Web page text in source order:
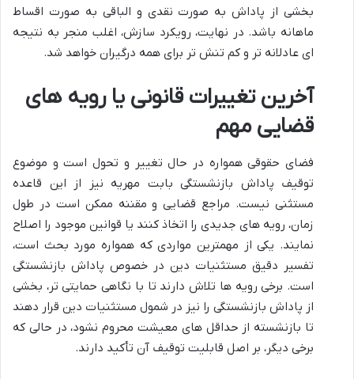
بخشی از پاداش به صورت نقدی و الباقی به صورت اقساط
ماهانه باشد. در نهایت، رویکرد سازش، اغلب منجر به نتیجه
ای عادلانه تر و کم تنش تر برای همه درگیران خواهد شد.
آخرین تغییرات قانونی یا رویه های
قضایی مهم
فضای حقوقی همواره در حال تغییر و تحول است و موضوع
توقیف پاداش بازنشستگی بابت مهریه نیز از این قاعده
مستثنی نیست. مراجع قضایی و مقننه ممکن است در طول
زمان، رویه های جدیدی را اتخاذ کنند یا قوانین موجود را اصلاح
نمایند. یکی از مهمترین مواردی که همواره مورد بحث است،
تفسیر دقیق مستثنیات دین در خصوص پاداش بازنشستگی
است. برخی رویه ها تلاش دارند تا با نگاهی حمایتی تر، بخشی
از پاداش بازنشستگی را نیز در شمول مستثنیات دین قرار دهند
تا بازنشسته از حداقل های معیشت محروم نشود، در حالی که
برخی دیگر، بر اصل قابلیت توقیف آن تأکید دارند.